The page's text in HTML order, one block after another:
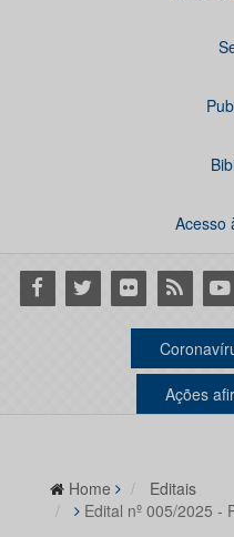
Acesso
Facebook
Twitter Flickr RSS
Ações
Home
Editais
Edital nº 005/2025 -